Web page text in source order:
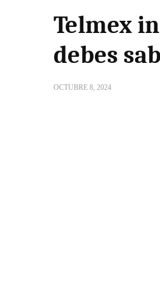
Telmex
debes
OCTUBRE 8, 2024